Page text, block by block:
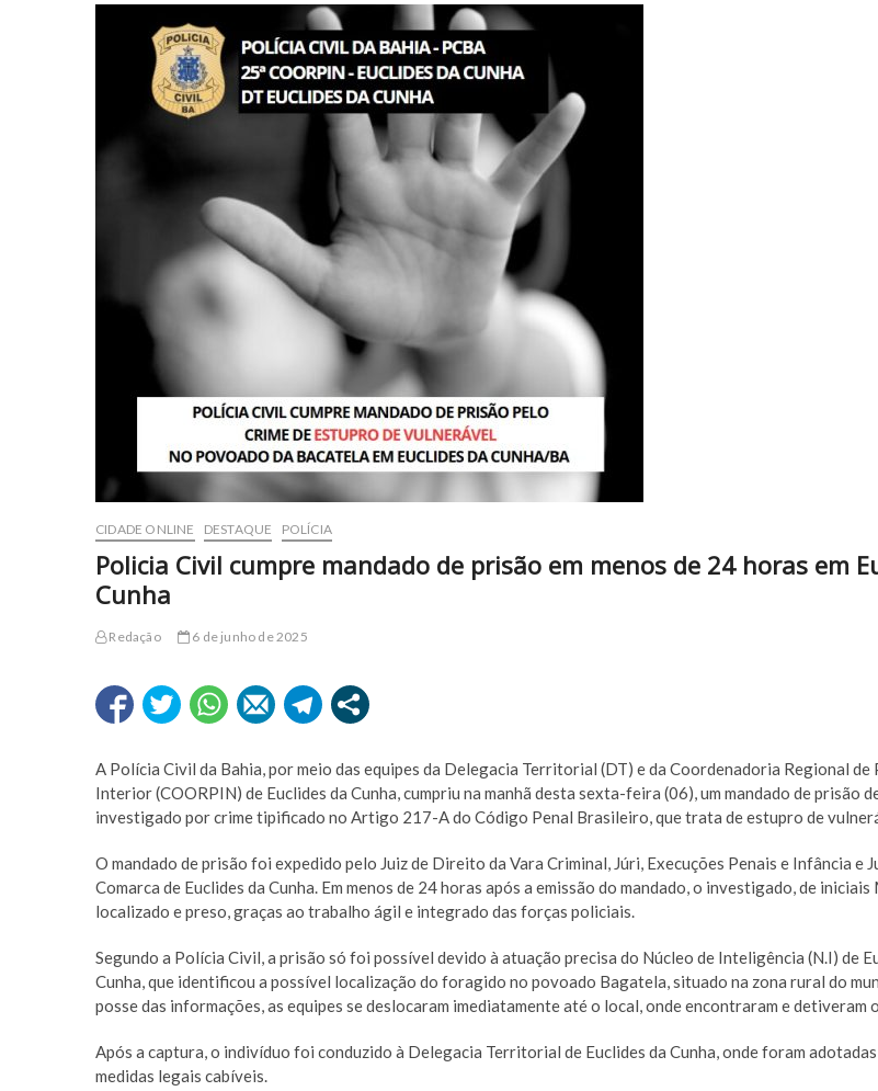
CIDADE ONLINE DESTAQUE POLÍCIA
Policia Civil cumpre mandado de prisão em menos de 24 horas em
Cunha
Redação 6 de junho de 2025
A Polícia Civil da Bahia, por meio das equipes da Delegacia Territorial (DT) e da Coordenadoria Regional de
Interior (COORPIN) de Euclides da Cunha, cumpriu na manhã desta sexta-feira (06), um mandado de prisão
investigado por crime tipificado no Artigo 217-A do Código Penal Brasileiro, que trata de estupro de
O mandado de prisão foi expedido pelo Juiz de Direito da Vara Criminal, Júri, Execuções Penais e Infância e
Comarca de Euclides da Cunha. Em menos de 24 horas após a emissão do mandado, o investigado, de iniciais
localizado e preso, graças ao trabalho ágil e integrado das forças policiais.
Segundo a Polícia Civil, a prisão só foi possível devido à atuação precisa do Núcleo de Inteligência (N.I) de
Cunha, que identificou a possível localização do foragido no povoado Bagatela, situado na zona rural do
posse das informações, as equipes se deslocaram imediatamente até o local, onde encontraram e detiveram
Após a captura, o indivíduo foi conduzido à Delegacia Territorial de Euclides da Cunha, onde foram
medidas legais cabíveis.